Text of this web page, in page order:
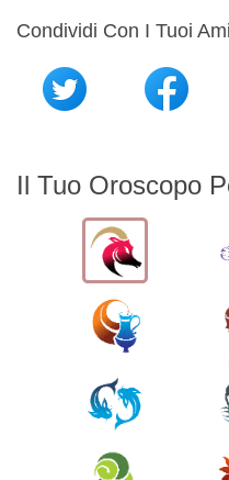
Condividi Con I Tuoi
Il Tuo Oroscopo